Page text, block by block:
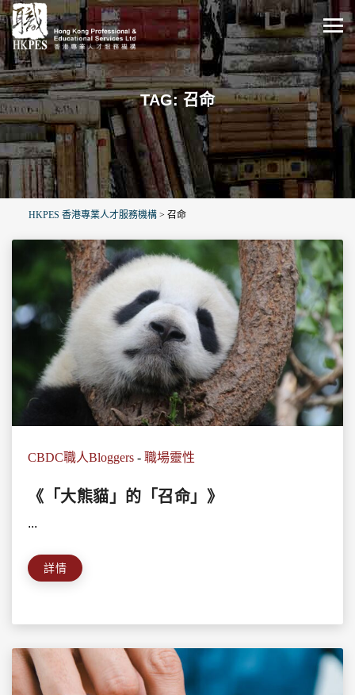
TAG: 召命
HKPES 香港專業人才服務機構 > 召命
CBDC職人Bloggers - 職場靈性
《「大熊貓」的「召命」》
...
詳情